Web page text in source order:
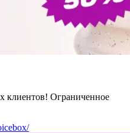
клиентов! Ограниченное